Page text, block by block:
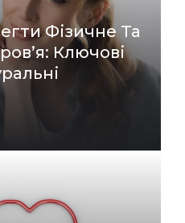
Фізичне Та
Ключові